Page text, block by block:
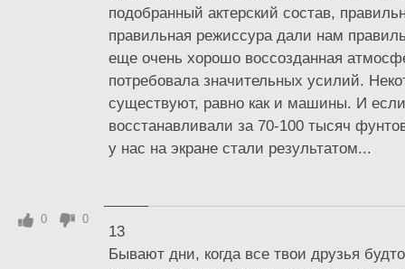
подобранный актерский состав,
правильная режиссура дали нам
еще очень хорошо воссозданная
потребовала значительных усилий.
существуют, равно как и машины. И
восстанавливали за 70-100 тысяч
у нас на экране стали результатом...
13
Бывают дни, когда все твои друзья
0 0